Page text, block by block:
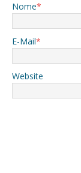
Nome*
E-Mail*
Website